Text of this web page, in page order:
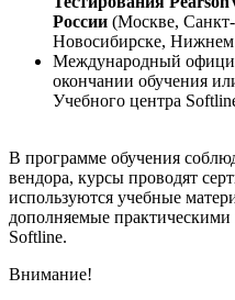
России (Москве, Санкт-
Новосибирске, Нижнем
Международный
окончании обучения
Учебного центра
В программе обучения
вендора, курсы проводят
используются учебные
дополняемые практическими
Softline.
Внимание!